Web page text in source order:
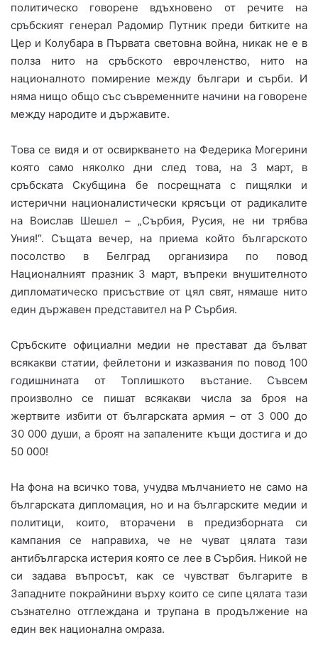
политическо говорене вдъхновено от речите на
сръбският генерал Радомир Путник преди битките на
Цер и Колубара в Първата световна война, никак не е в
полза нито на сръбското еврочленство, нито на
националното помирение между българи и сърби. И
няма нищо общо със съвременните начини на говорене
между народите и държавите.
Това се видя и от освиркването на Федерика Могерини
която само няколко дни след това, на 3 март, в
сръбската Скубщина бе посрещната с пищялки и
истерични националистически крясъци от радикалите
на Воислав Шешел – „Сърбия, Русия, не ни трябва
Уния!“. Същата вечер, на приема който българското
посолство в Белград организира по повод
Националният празник 3 март, въпреки внушителното
дипломатическо присъствие от цял свят, нямаше нито
един държавен представител на Р Сърбия.
Сръбските официални медии не престават да бълват
всякакви статии, фейлетони и изказвания по повод 100
годишнината от Топлишкото въстание. Съвсем
произволно се пишат всякакви числа за броя на
жертвите избити от българската армия – от 3 000 до
30 000 души, а броят на запалените къщи достига и до
50 000!
На фона на всичко това, учудва мълчанието не само на
българската дипломация, но и на българските медии и
политици, които, вторачени в предизборната си
кампания се направиха, че не чуват цялата тази
антибългарска истерия която се лее в Сърбия. Никой не
си задава въпросът, как се чувстват българите в
Западните покрайнини върху които се сипе цялата тази
съзнателно отглеждана и трупана в продължение на
един век национална омраза.